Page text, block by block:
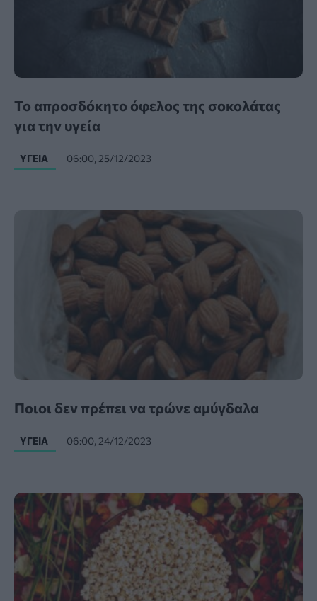
Το απροσδόκητο όφελος της σοκολάτας
για την υγεία
ΥΓΕΊΑ 06:00, 25/12/2023
Ποιοι δεν πρέπει να τρώνε αμύγδαλα
ΥΓΕΊΑ 06:00, 24/12/2023